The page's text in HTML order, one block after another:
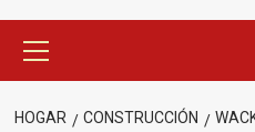
principal
HOGAR CONSTRUCCIÓN